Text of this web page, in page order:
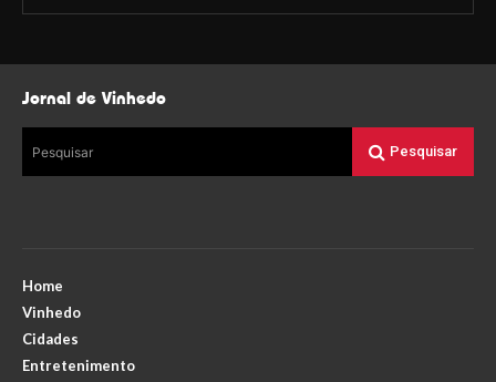
Jornal de Vinhedo
Pesquisar Pesquisar
Home
Vinhedo
Cidades
Entretenimento